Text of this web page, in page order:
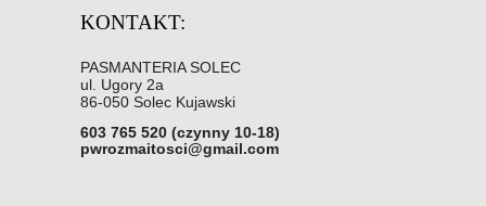
KONTAKT:
PASMANTERIA SOLEC
ul. Ugory 2a
86-050 Solec Kujawski
603 765 520 (czynny 10-18)
pwrozmaitosci@gmail.com